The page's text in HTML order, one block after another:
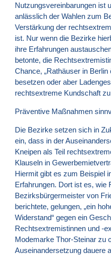
Nutzungsvereinbarungen ist
anlässlich der Wahlen zum
Verstärkung der
ist. Nur wenn die Bezirke
ihre Erfahrungen
betonte, die
Chance, „Rathäuser in
besetzen oder aber
rechtsextreme Kundschaft zu
Präventive Maßnahmen
Die Bezirke setzen sich in
ein, dass in der
Kneipen als Teil
Klauseln in
Hiermit gibt es zum Beispiel
Erfahrungen. Dort ist es, wie
Bezirksbürgermeister von
berichtete, gelungen, „ein
Widerstand“ gegen ein
Rechtsextremistinnen und -
Modemarke Thor-Steinar zu
Auseinandersetzung dauere